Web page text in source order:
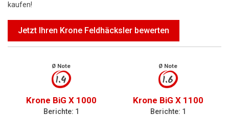
kaufen!
Jetzt Ihren Krone Feldhäcksler bewerten
Ø Note
1.4
Krone BiG X 1000
Berichte: 1
Ø Note
1.6
Krone BiG X 1100
Berichte: 1